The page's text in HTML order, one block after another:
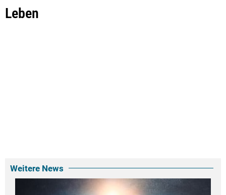
Leben
Weitere News